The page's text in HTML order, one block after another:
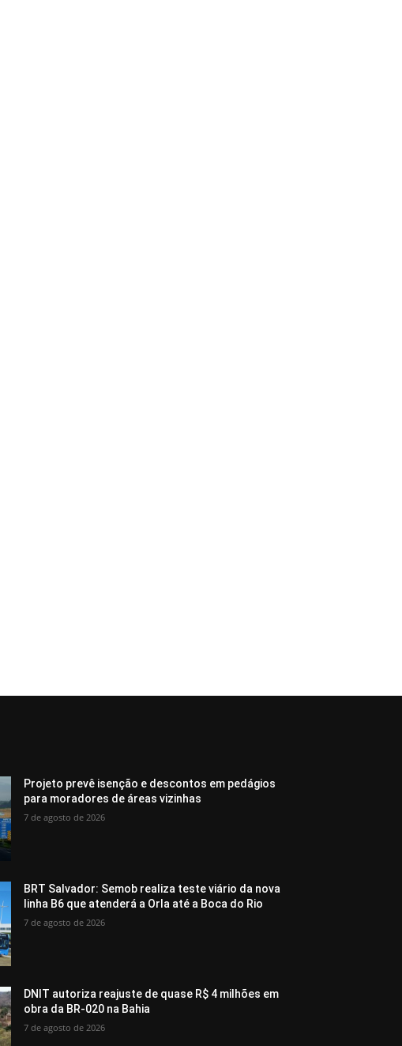
Projeto prevê isenção e descontos em pedágios
para moradores de áreas vizinhas
7 de agosto de 2026
BRT Salvador: Semob realiza teste viário da nova
linha B6 que atenderá a Orla até a Boca do Rio
7 de agosto de 2026
DNIT autoriza reajuste de quase R$ 4 milhões em
obra da BR-020 na Bahia
7 de agosto de 2026